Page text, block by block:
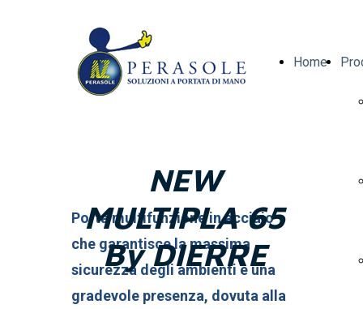
Home
NEW
MULTIPLA 65
ByDIERRE
Porta multifunzione in acciaio
che garantisce la massima
sicurezza degli ambienti e una
gradevole presenza, dovuta alla